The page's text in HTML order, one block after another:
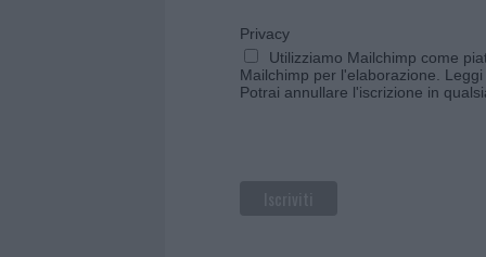
Privacy
Utilizziamo Mailchimp come
Mailchimp per l'elaborazione.
Potrai annullare l'iscrizione in